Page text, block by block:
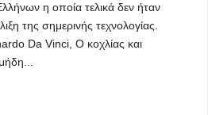
η οποία τελικά δεν ήταν
της σημερινής τεχνολογίας.
Da Vinci, Ο κοχλίας και